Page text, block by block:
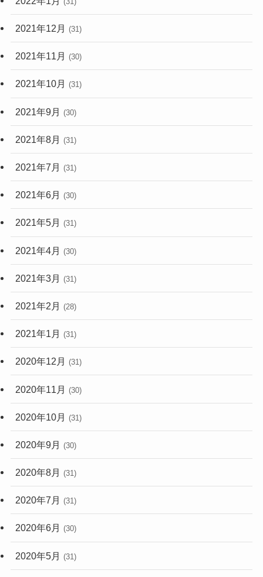
2021年12月 (31)
2021年11月 (30)
2021年10月 (31)
2021年9月 (30)
2021年8月 (31)
2021年7月 (31)
2021年6月 (30)
2021年5月 (31)
2021年4月 (30)
2021年3月 (31)
2021年2月 (28)
2021年1月 (31)
2020年12月 (31)
2020年11月 (30)
2020年10月 (31)
2020年9月 (30)
2020年8月 (31)
2020年7月 (31)
2020年6月 (30)
2020年5月 (31)